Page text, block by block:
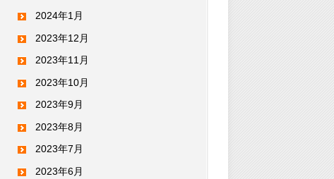
2024年1月
2023年12月
2023年11月
2023年10月
2023年9月
2023年8月
2023年7月
2023年6月